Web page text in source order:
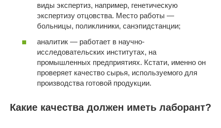
виды экспертиз, например, генетическую
экспертизу отцовства. Место работы —
больницы, поликлиники, санэпидстанции;
аналитик — работает в научно-
исследовательских институтах, на
промышленных предприятиях. Кстати, именно он
проверяет качество сырья, используемого для
производства готовой продукции.
Какие качества должен иметь лаборант?